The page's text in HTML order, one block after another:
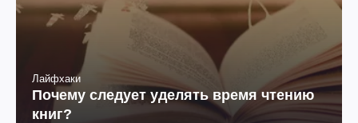
Лайфхаки
Почему следует уделять время чтению
книг?